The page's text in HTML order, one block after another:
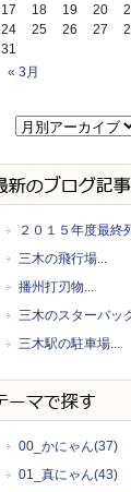
17
18 19 20
24
25 26 27
31
« 3月
２０１５年度最終
三木の飛行場...
播州打刃物...
三木のスターバッ
三木駅の駐車場...
00_かにゃん(37)
01_真にゃん(43)